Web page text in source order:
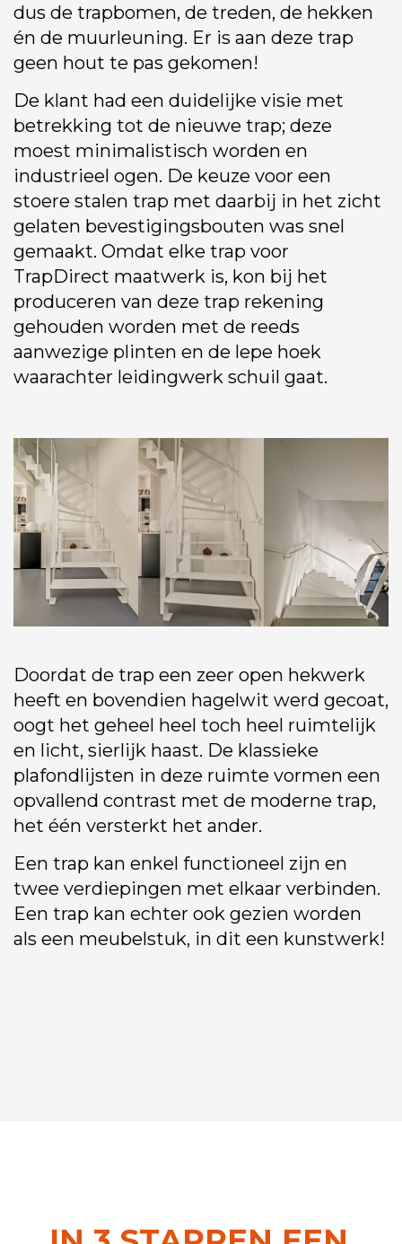
dus de trapbomen, de treden, de hekken
én de muurleuning. Er is aan deze trap
geen hout te pas gekomen!
De klant had een duidelijke visie met
betrekking tot de nieuwe trap; deze
moest minimalistisch worden en
industrieel ogen. De keuze voor een
stoere stalen trap met daarbij in het zicht
gelaten bevestigingsbouten was snel
gemaakt. Omdat elke trap voor
TrapDirect maatwerk is, kon bij het
produceren van deze trap rekening
gehouden worden met de reeds
aanwezige plinten en de lepe hoek
waarachter leidingwerk schuil gaat.
Doordat de trap een zeer open hekwerk
heeft en bovendien hagelwit werd gecoat,
oogt het geheel heel toch heel ruimtelijk
en licht, sierlijk haast. De klassieke
plafondlijsten in deze ruimte vormen een
opvallend contrast met de moderne trap,
het één versterkt het ander.
Een trap kan enkel functioneel zijn en
twee verdiepingen met elkaar verbinden.
Een trap kan echter ook gezien worden
als een meubelstuk, in dit een kunstwerk!